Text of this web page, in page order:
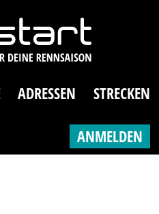
ADRESSEN STRECKEN
ANMELDEN